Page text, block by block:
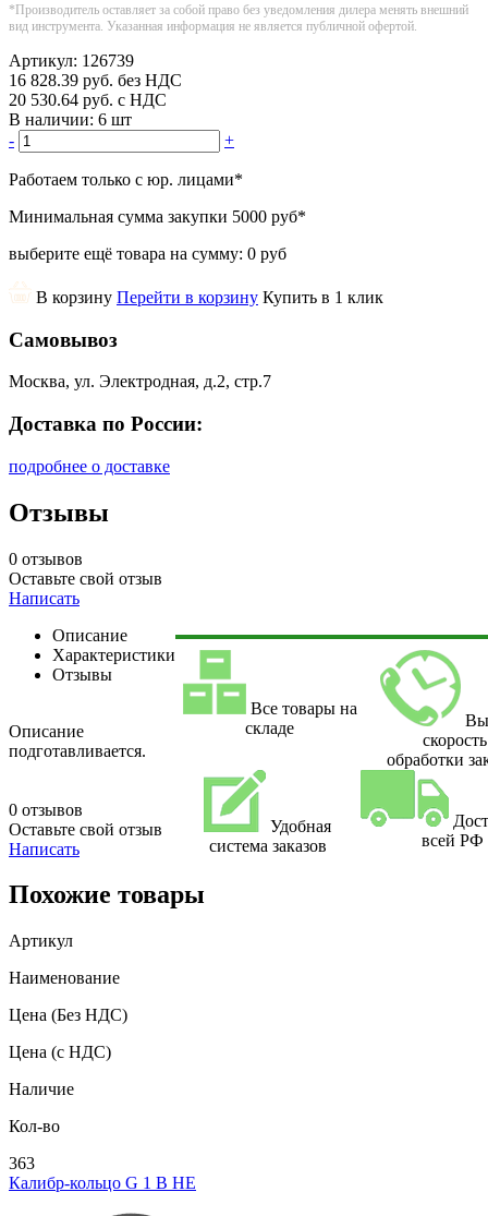
*Производитель оставляет за собой право без уведомления дилера менять внешний
вид инструмента. Указанная информация не является публичной офертой.
Артикул: 126739
16 828.39 руб. без НДС
20 530.64 руб. с НДС
В наличии: 6 шт
-
+
Работаем только с юр. лицами*
Минимальная сумма закупки 5000 руб*
выберите ещё товара на сумму: 0 руб
В корзину Перейти в корзину Купить в 1 клик
Самовывоз
Москва, ул. Электродная, д.2, стр.7
Доставка по России:
подробнее о доставке
Отзывы
0 отзывов
Оставьте свой отзыв
Написать
Описание
Характеристики
Отзывы
Описание
подготавливается.
0 отзывов
Оставьте свой отзыв
Написать
Все товары на
складе
скорость
обработки
Удобная
система заказов
всей РФ
Похожие товары
Артикул
Наименование
Цена (Без НДС)
Цена (с НДС)
Наличие
Кол-во
363
Калибр-кольцо G 1 В НЕ